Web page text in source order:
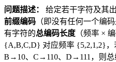
问题描述： 给定若干字符及其
前缀编码 （即没有任何一个编
有字符的总编码长度 （频率 ×
{A,B,C,D} 对应频率 {5,2,1,2}，
B→10、C→110、D→111，则总